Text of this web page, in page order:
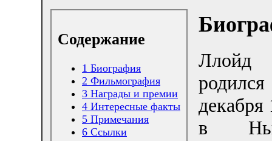
Содержание
1 Биография
2 Фильмография
3 Награды и премии
4 Интересные факты
5 Примечания
6 Ссылки
Ллойд
декабря
в